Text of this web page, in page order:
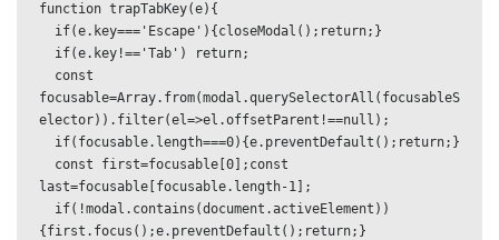
function trapTabKey(e){
focusable=Array.from(modal.querySelectorAll(focusableS
elector)).filter(el=>el.offsetParent!==null);
last=focusable[focusable.length-1];
{first.focus();e.preventDefault();return;}